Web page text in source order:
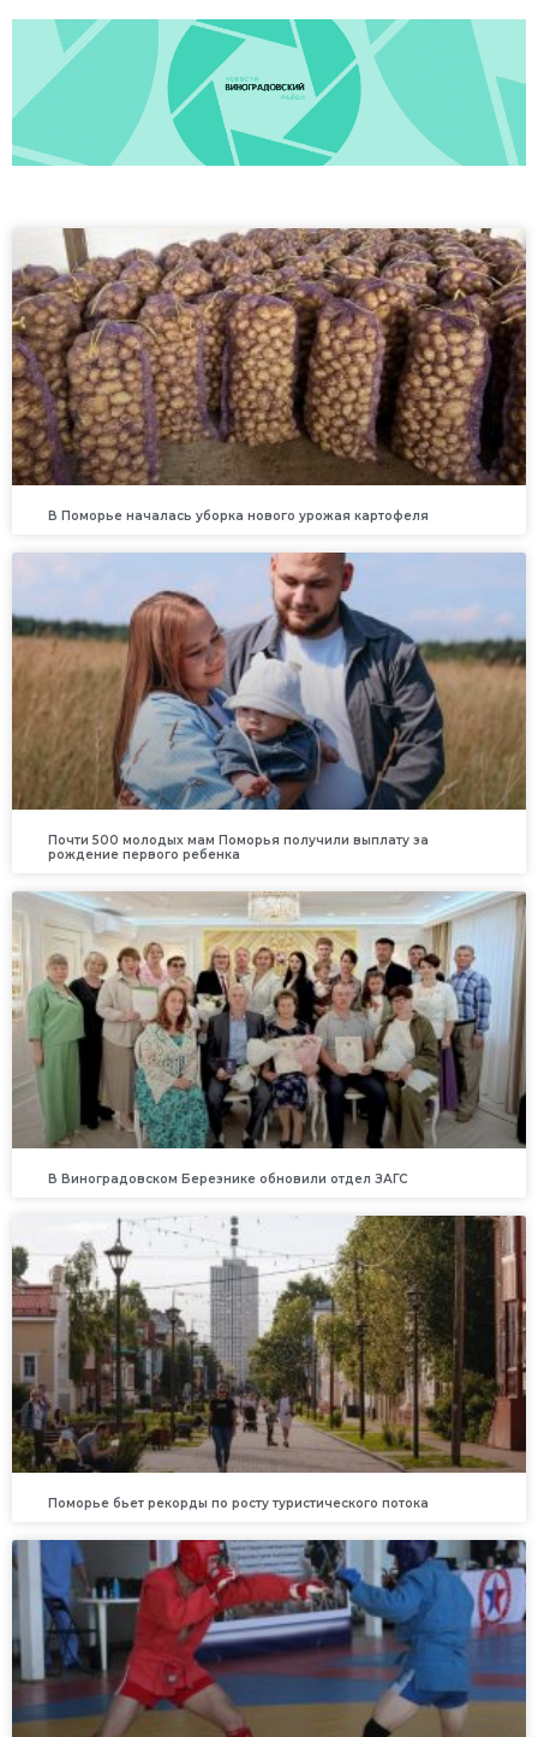
В Поморье началась уборка нового урожая картофеля
Почти 500 молодых мам Поморья получили выплату за
рождение первого ребенка
В Виноградовском Березнике обновили отдел ЗАГС
Поморье бьет рекорды по росту туристического потока